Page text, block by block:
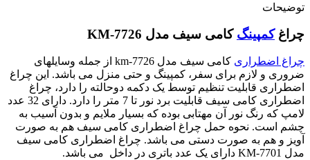
توضیحات
چراغکمپینگ کامی سیف مدل KM-7726
چراغ اضطراری
کامی سیف مدل km-7726 از جمله وسایلهای
ضروری و لازم برای سفر، کمپینگ و حتی منزل می باشد. این چراغ
اضطراری قابلیت تنظیم توسط یک دکمه دوحالته را دارد، چراغ
اضطراری کامی سیف قابلیت برد نور تا 7 متر را دارد. دارای 32 عدد
لامپ که رنگ نور آن مهتابی بوده که بسیار ملایم و بدون آسیب به
چشم است. نحوه حمل چراغ اضطراری کامی سیف هم به صورت
آویز و هم به صورت دستی می باشد. چراغ اضطراری کامی سیف
مدل KM-7701 دارای یک عدد باتری در داخل می باشد.